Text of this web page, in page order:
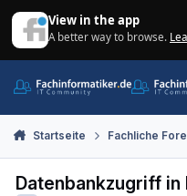
View in the app
A better way to browse.
Startseite Fachliche
Datenbankzugriff in